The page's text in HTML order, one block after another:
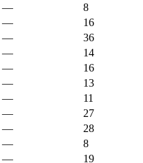
—
8
—
16
—
36
—
14
—
16
—
13
—
11
—
27
—
28
—
8
—
19